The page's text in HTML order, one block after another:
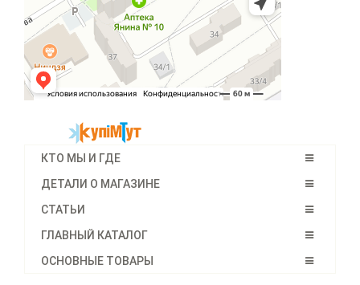
КТО МЫ И ГДЕ
ДЕТАЛИ О МАГАЗИНЕ
СТАТЬИ
ГЛАВНЫЙ КАТАЛОГ
ОСНОВНЫЕ ТОВАРЫ